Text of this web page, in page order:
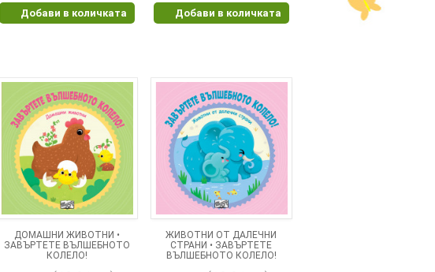
Добави в количката Добави в количката
ДОМАШНИ ЖИВОТНИ •
ЗАВЪРТЕТЕ ВЪЛШЕБНОТО
КОЛЕЛО!
ЖИВОТНИ ОТ ДАЛЕЧНИ
СТРАНИ • ЗАВЪРТЕТЕ
ВЪЛШЕБНОТО КОЛЕЛО!